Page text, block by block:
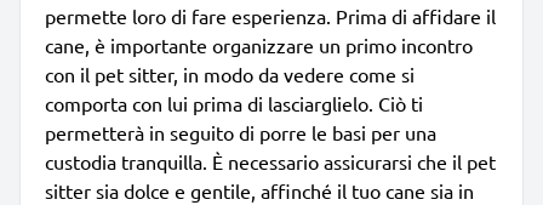
permette loro di fare esperienza. Prima di affidare il
cane, è importante organizzare un primo incontro
con il pet sitter, in modo da vedere come si
comporta con lui prima di lasciarglielo. Ciò ti
permetterà in seguito di porre le basi per una
custodia tranquilla. È necessario assicurarsi che il pet
sitter sia dolce e gentile, affinché il tuo cane sia in